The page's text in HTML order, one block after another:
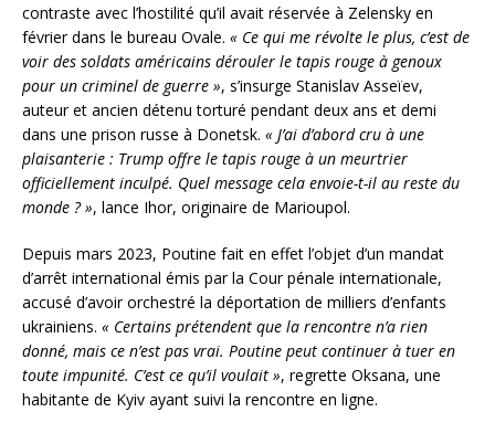
contraste avec l’hostilité qu’il avait réservée à Zelensky en
février dans le bureau Ovale. « Ce qui me révolte le plus, c’est de
voir des soldats américains dérouler le tapis rouge à genoux
pour un criminel de guerre », s’insurge Stanislav Asseïev,
auteur et ancien détenu torturé pendant deux ans et demi
dans une prison russe à Donetsk. « J’ai d’abord cru à une
plaisanterie : Trump offre le tapis rouge à un meurtrier
officiellement inculpé. Quel message cela envoie-t-il au reste du
monde ? », lance Ihor, originaire de Marioupol.
Depuis mars 2023, Poutine fait en effet l’objet d’un mandat
d’arrêt international émis par la Cour pénale internationale,
accusé d’avoir orchestré la déportation de milliers d’enfants
ukrainiens. « Certains prétendent que la rencontre n’a rien
donné, mais ce n’est pas vrai. Poutine peut continuer à tuer en
toute impunité. C’est ce qu’il voulait », regrette Oksana, une
habitante de Kyiv ayant suivi la rencontre en ligne.